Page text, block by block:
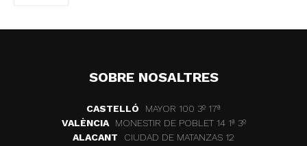
SOBRE NOSALTRES
CASTELLÓ
MAYOR 100 3º 17ª
VALÈNCIA
MONESTIR DE POBLET 14 1ª 3º
ALACANT
CIUDAD DE MATANZAS 12